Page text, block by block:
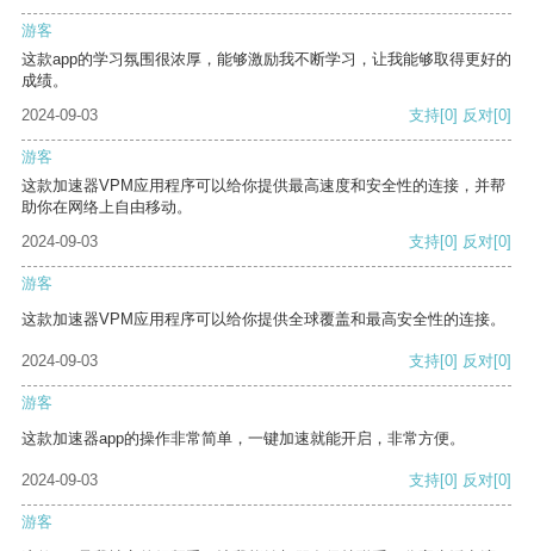
游客
这款app的学习氛围很浓厚，能够激励我不断学习，让我能够取得更好的
成绩。
2024-09-03
支持[0] 反对[0]
游客
这款加速器VPM应用程序可以给你提供最高速度和安全性的连接，并帮
助你在网络上自由移动。
2024-09-03
支持[0] 反对[0]
游客
这款加速器VPM应用程序可以给你提供全球覆盖和最高安全性的连接。
2024-09-03 支持[0] 反对[0]
游客
这款加速器app的操作非常简单，一键加速就能开启，非常方便。
2024-09-03 支持[0] 反对[0]
游客